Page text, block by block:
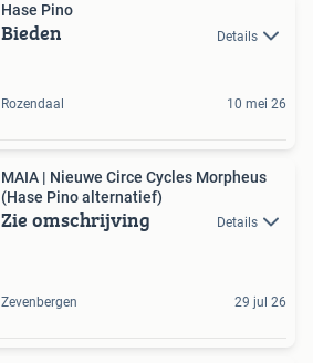
Hase Pino
Bieden Details
Rozendaal 10 mei 26
MAIA | Nieuwe Circe Cycles Morpheus
(Hase Pino alternatief)
Zie omschrijving Details
Zevenbergen 29 jul 26